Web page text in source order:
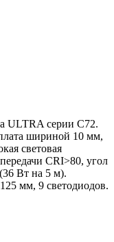
ULTRA серии C72.
шириной 10 мм,
световая
CRI>80, угол
Вт на 5 м).
мм, 9 светодиодов.